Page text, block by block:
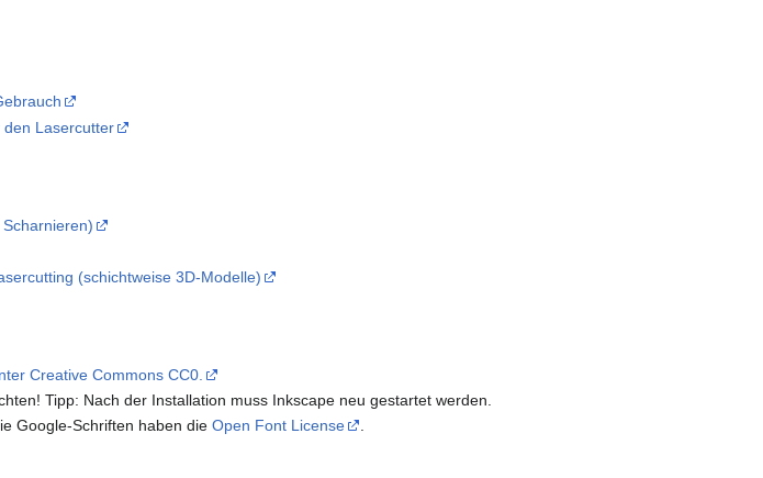
den Lasercutter
(schichtweise 3D-Modelle)
Creative Commons CC0.
Tipp: Nach der Installation muss Inkscape neu gestartet werden.
Google-Schriften haben dieOpen Font License .